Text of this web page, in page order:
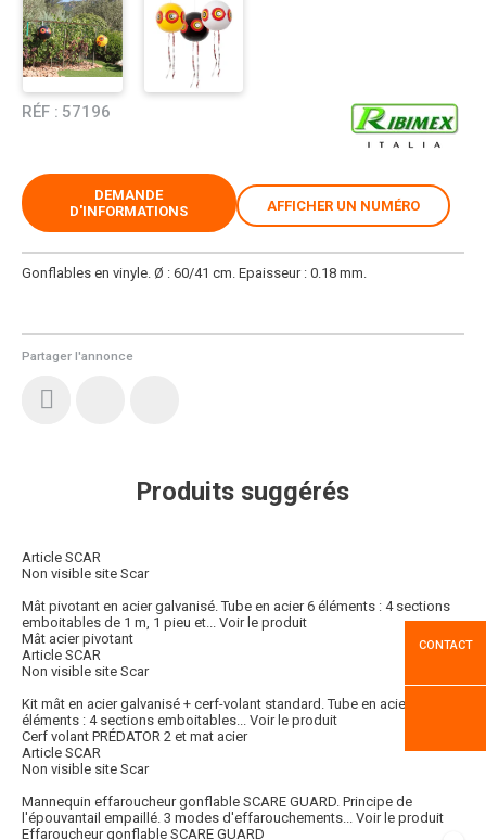
RÉF : 57196
Partager l'annonce
Gonflables en vinyle. Ø : 60/41 cm. Epaisseur : 0.18 mm.
DEMANDE
D'INFORMATIONS
AFFICHER UN NUMÉRO
Produits suggérés
Article SCAR
Non visible site Scar
Mât pivotant en acier galvanisé. Tube en acier 6 éléments : 4 sections
emboitables de 1 m, 1 pieu et... Voir le produit
Mât acier pivotant
Article SCAR
Non visible site Scar
Kit mât en acier galvanisé + cerf-volant standard. Tube en acier 6
éléments : 4 sections emboitables... Voir le produit
Cerf volant PRÉDATOR 2 et mat acier
Article SCAR
Non visible site Scar
Mannequin effaroucheur gonflable SCARE GUARD. Principe de
l'épouvantail empaillé. 3 modes d'effarouchements... Voir le produit
Effaroucheur gonflable SCARE GUARD
CONTACT